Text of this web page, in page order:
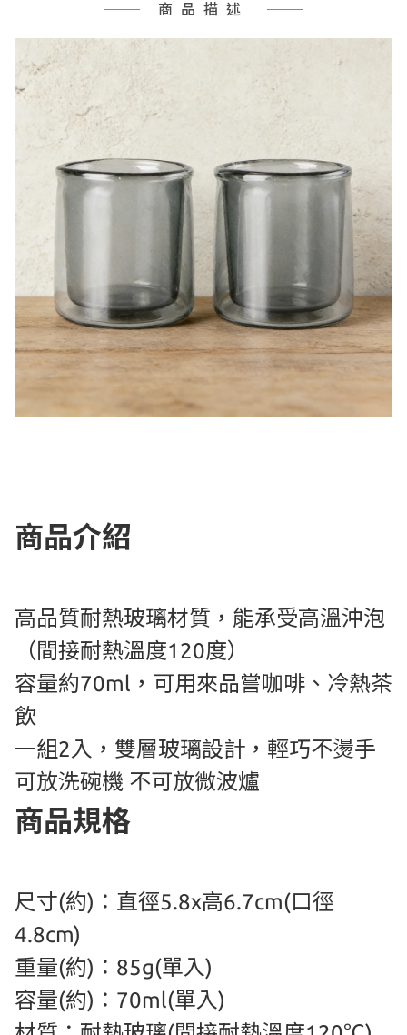
商品描述
商品介紹
高品質耐熱玻璃材質，能承受高溫沖泡
（間接耐熱溫度120度）
容量約70ml，可用來品嘗咖啡、冷熱茶
飲
一組2入，雙層玻璃設計，輕巧不燙手
可放洗碗機 不可放微波爐
商品規格
尺寸(約)：直徑5.8x高6.7cm(口徑
4.8cm)
重量(約)：85g(單入)
容量(約)：70ml(單入)